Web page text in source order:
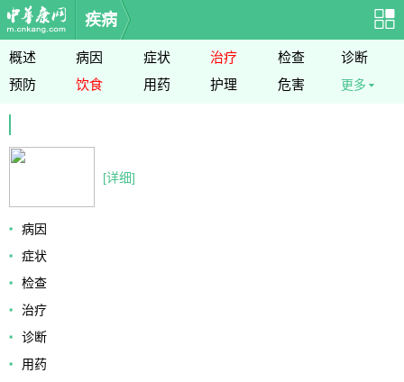
疾病
概述 病因 症状 治疗 检查
诊断
预防
饮食 用药 护理 危害 更多
[详细]
病因
症状
检查
治疗
诊断
用药